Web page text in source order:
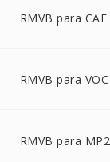
RMVB para CAF
RMVB para VOC
RMVB para MP2